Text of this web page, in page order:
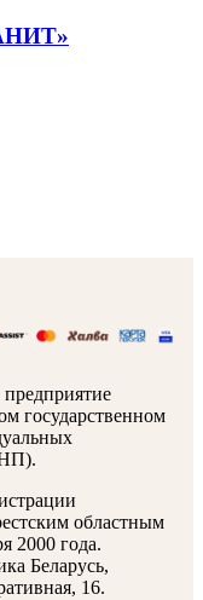
государственном
областным
2000 года.
Беларусь,
16.